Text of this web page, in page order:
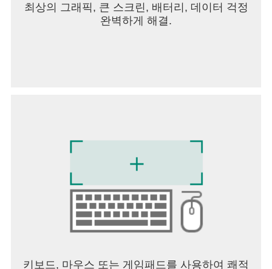
최상의 그래픽, 큰 스크린, 배터리, 데이터 걱정
완벽하게 해결.
키보드, 마우스 또는 게임패드를 사용하여 쾌적